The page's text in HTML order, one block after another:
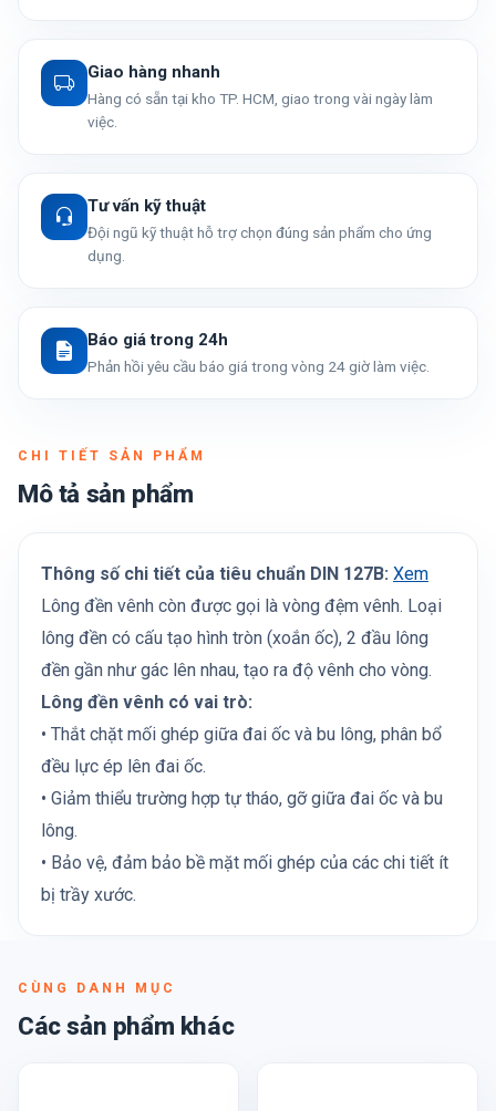
Giao hàng nhanh
Hàng có sẵn tại kho TP. HCM, giao trong vài ngày làm
việc.
Tư vấn kỹ thuật
Đội ngũ kỹ thuật hỗ trợ chọn đúng sản phẩm cho ứng
dụng.
Báo giá trong 24h
Phản hồi yêu cầu báo giá trong vòng 24 giờ làm việc.
CHI TIẾT SẢN PHẨM
Mô tả sản phẩm
Thông số chi tiết của tiêu chuẩn DIN 127B: Xem
Lông đền vênh còn được gọi là vòng đệm vênh. Loại
lông đền có cấu tạo hình tròn (xoắn ốc), 2 đầu lông
đền gần như gác lên nhau, tạo ra độ vênh cho vòng.
Lông đền vênh có vai trò:
• Thắt chặt mối ghép giữa đai ốc và bu lông, phân bổ
đều lực ép lên đai ốc.
• Giảm thiểu trường hợp tự tháo, gỡ giữa đai ốc và bu
lông.
• Bảo vệ, đảm bảo bề mặt mối ghép của các chi tiết ít
bị trầy xước.
CÙNG DANH MỤC
Các sản phẩm khác